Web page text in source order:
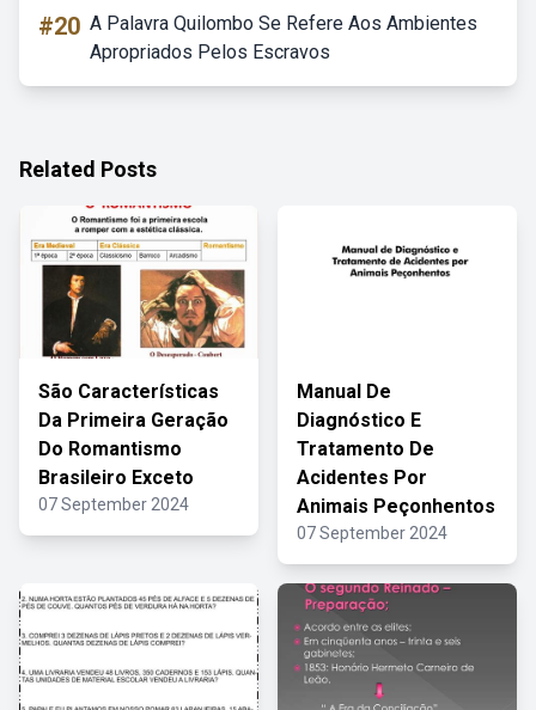
#20 A Palavra Quilombo Se Refere Aos Ambientes
Apropriados Pelos Escravos
Related Posts
São Características
Da Primeira Geração
Do Romantismo
Brasileiro Exceto
07 September 2024
Manual De
Diagnóstico E
Tratamento De
Acidentes Por
Animais Peçonhentos
07 September 2024